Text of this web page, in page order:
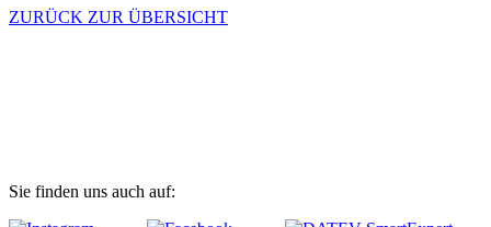
ZURÜCK ZUR ÜBERSICHT
Sie finden uns auch auf: